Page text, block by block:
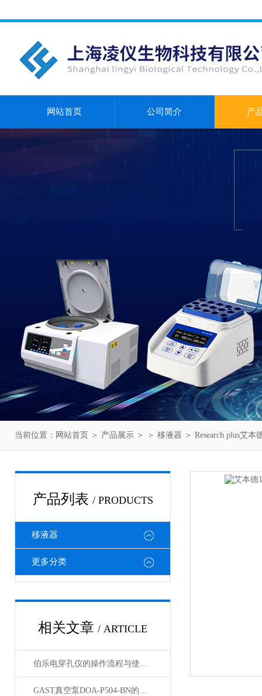
网站首页 公司简介 产
当前位置： 网站首页 ＞ 产品展示 ＞ ＞ 移液器 ＞ Research plus艾
产品列表 / PRODUCTS
移液器
更多分类
相关文章 / ARTICLE
伯乐电穿孔仪的操作流程与使用注意事项
GAST真空泵DOA-P504-BN的节能特性与环保优势概述